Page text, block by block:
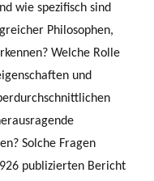
wie spezifisch sind
Philosophen,
Welche Rolle
und
Solche Fragen
publizierten Bericht